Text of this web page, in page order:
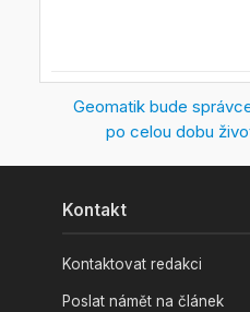
Geomatik bude
po celou dobu
Kontakt
Kontaktovat redakci
Poslat námět na článek